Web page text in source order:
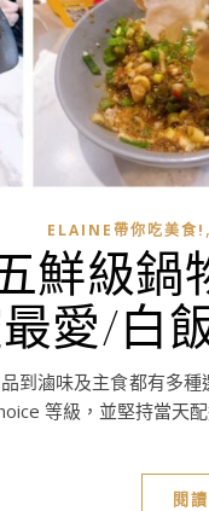
ELAINE帶你吃美食! ,
鮮級
愛/白
到滷味及主食都有多
等級，並堅持當天
閱